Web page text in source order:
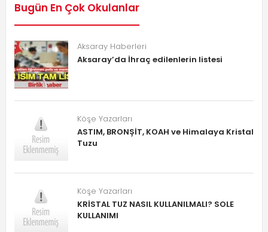
Bugün En Çok Okulanlar
Aksaray Haberleri
Aksaray’da İhraç edilenlerin listesi
Köşe Yazarları
ASTIM, BRONŞİT, KOAH ve Himalaya Kristal
Tuzu
Köşe Yazarları
KRİSTAL TUZ NASIL KULLANILMALI? SOLE
KULLANIMI